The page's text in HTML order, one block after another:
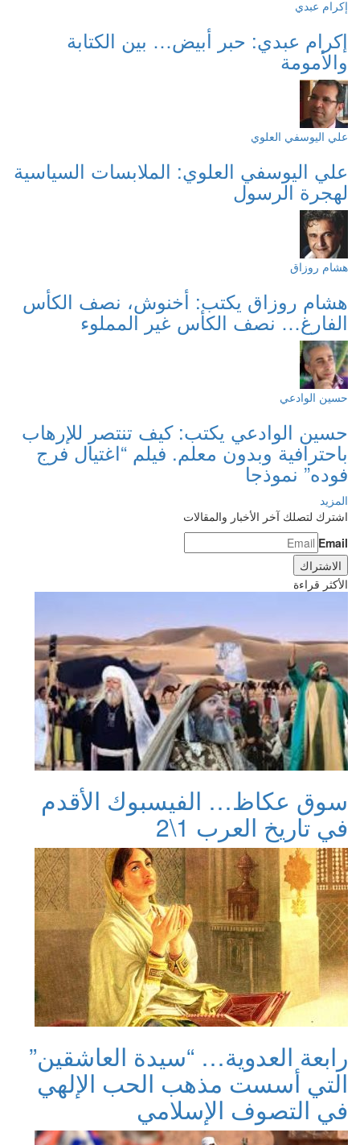
إكرام عبدي
إكرام عبدي: حبر أبيض… بين الكتابة
والأمومة
علي اليوسفي العلوي
علي اليوسفي العلوي: الملابسات السياسية
لهجرة الرسول
هشام روزاق
هشام روزاق يكتب: أخنوش، نصف الكأس
الفارغ… نصف الكأس غير المملوء
حسين الوادعي
حسين الوادعي يكتب: كيف تنتصر للإرهاب
باحترافية وبدون معلم. فيلم “اغتيال فرج
فوده” نموذجا
المزيد
اشترك لتصلك آخر الأخبار والمقالات
Email
الأكثر قراءة
سوق عكاظ… الفيسبوك الأقدم
في تاريخ العرب 1\2
رابعة العدوية… “سيدة العاشقين”
التي أسست مذهب الحب الإلهي
في التصوف الإسلامي